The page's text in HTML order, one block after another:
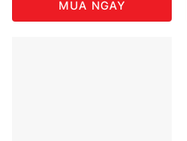
MUA NGAY